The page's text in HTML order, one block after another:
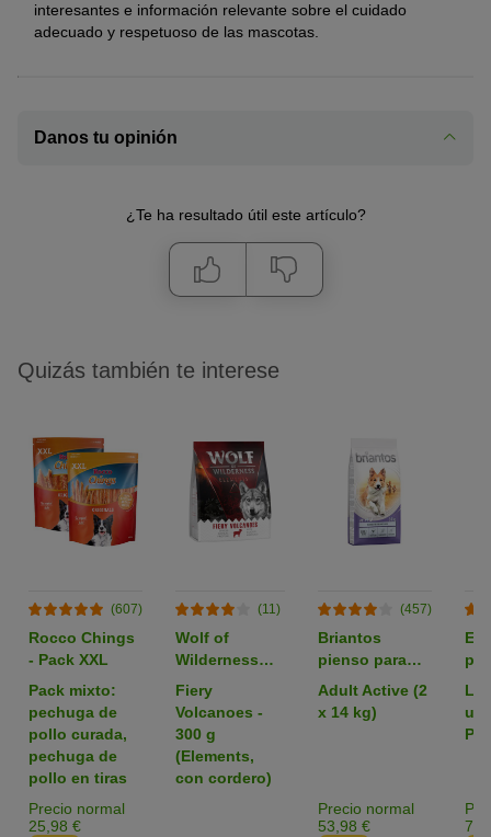
interesantes e información relevante sobre el cuidado
adecuado y respetuoso de las mascotas.
Danos tu opinión
¿Te ha resultado útil este artículo?
Quizás también te interese
(607)
Rocco Chings
- Pack XXL
Pack mixto:
pechuga de
pollo curada,
pechuga de
pollo en tiras
Precio normal
25,98 €
(11)
Wolf of
Wilderness
pienso para
perros -
Formato de
prueba
Fiery
Volcanoes -
300 g
(Elements,
con cordero)
(457)
Briantos
pienso para
perros - Pack
Ahorro
Adult Active (2
x 14 kg)
Precio normal
53,98 €
L: